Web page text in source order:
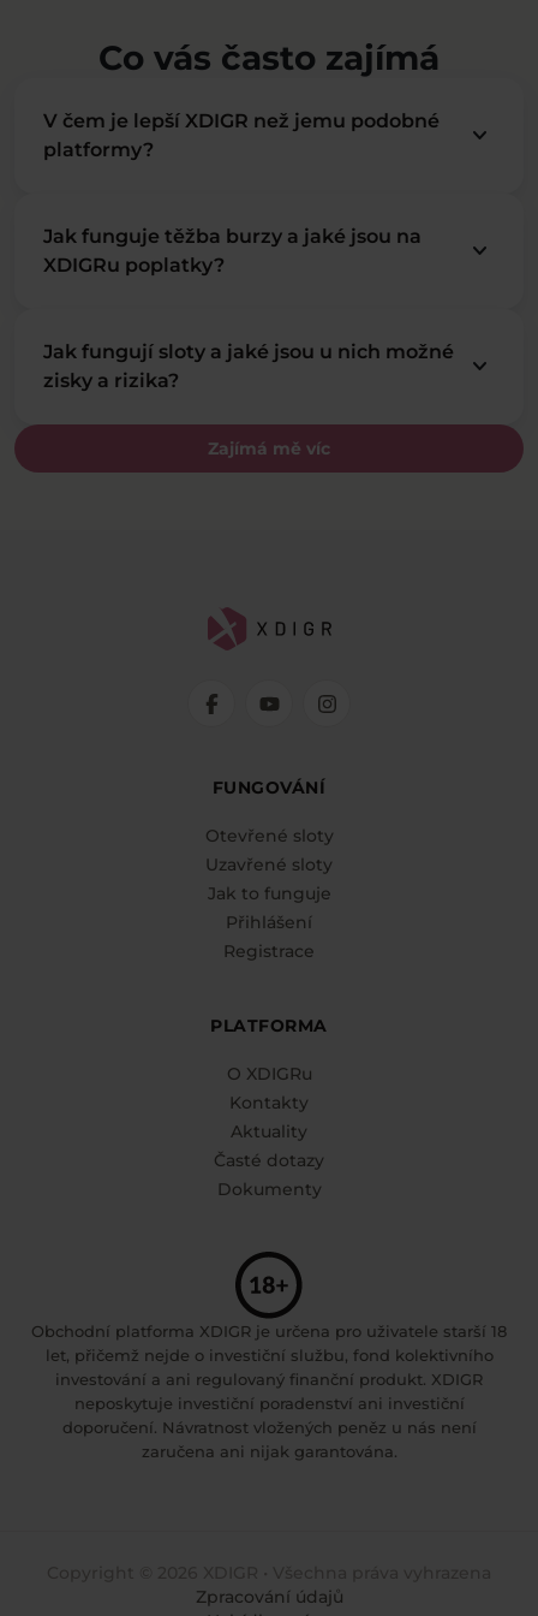
Co vás často zajímá
Zajímá mě víc
V čem je lepší XDIGR než jemu podobné
platformy?
keyboard_arrow_down
Jak funguje těžba burzy a jaké jsou na
XDIGRu poplatky?
keyboard_arrow_down
Jak fungují sloty a jaké jsou u nich možné
zisky a rizika?
keyboard_arrow_down
FUNGOVÁNÍ
Otevřené sloty
Uzavřené sloty
Jak to funguje
Přihlášení
Registrace
PLATFORMA
O XDIGRu
Kontakty
Aktuality
Časté dotazy
Dokumenty
Obchodní platforma XDIGR je určena pro uživatele starší 18
let, přičemž nejde o investiční službu, fond kolektivního
investování a ani regulovaný finanční produkt. XDIGR
neposkytuje investiční poradenství ani investiční
doporučení. Návratnost vložených peněz u nás není
zaručena ani nijak garantována.
Zpracování údajů